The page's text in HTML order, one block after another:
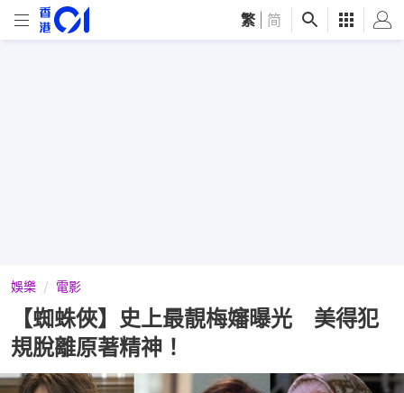
繁 简
娛樂 電影
【蜘蛛俠】史上最靚梅嬸曝光 美得犯
規脫離原著精神！